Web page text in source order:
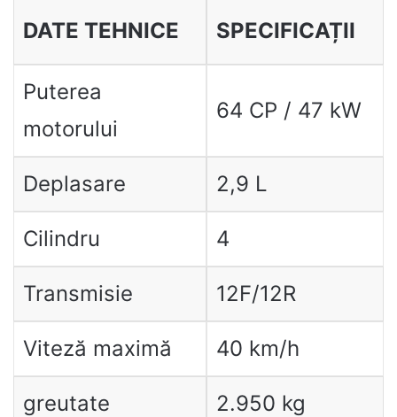
DATE TEHNICE SPECIFICAȚII
Puterea
motorului
64 CP / 47 kW
Deplasare 2,9 L
Cilindru 4
Transmisie 12F/12R
Viteză maximă 40 km/h
greutate 2.950 kg